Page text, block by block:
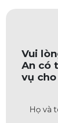
Vui
An có
vụ